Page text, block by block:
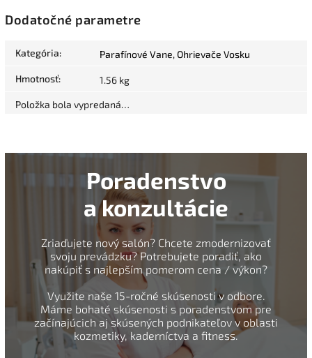
Dodatočné parametre
Kategória: Parafínové Vane, Ohrievače Vosku
Hmotnosť: 1.56 kg
Položka bola vypredaná…
Poradenstvo
a konzultácie
Zriaďujete nový salón? Chcete zmodernizovať
svoju prevádzku? Potrebujete poradiť, ako
nakúpiť s najlepším pomerom cena / výkon?
Využite naše 15-ročné skúsenosti v odbore.
Máme bohaté skúsenosti s poradenstvom pre
začínajúcich aj skúsených podnikateľov v oblasti
kozmetiky, kaderníctva a fitness.